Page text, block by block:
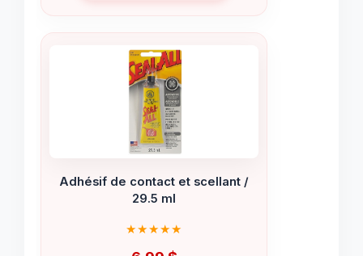
Adhésif de contact et scellant /
29.5 ml